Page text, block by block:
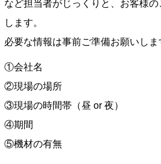
など担当者がじっくりと、お客様
します。
必要な情報は事前ご準備お願いしま
①会社名
②現場の場所
③現場の時間帯（昼 or 夜）
④期間
⑤機材の有無